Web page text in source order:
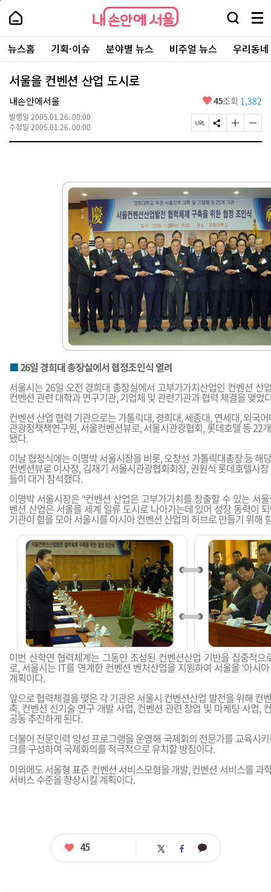
본
로
가
내
손
안
에
서
울
-
서
울
시
대
표
소
내
손
에
울
검
창
열
기
메
뉴
전
체
보
주
요
서
뉴스홈 기획·이슈 분야별 뉴스 비주얼 뉴스 우리동
서울을 컨벤션 산업 도시로
내손안에서울
발행일 2005.01.26. 00:00
수정일 2005.01.26. 00:00
좋
요
45조회 1,382
페
이
L
복
사
S
N
하
기
글
자
게
변
경
하
기
글
자
게
변
경
하
기
■26일 경희대 총장실에서 협정조인식 열려
서울시는 26일 오전 경희대 총장실에서 고부가가치산업인 컨벤션 산
컨벤션 관련 대학과 연구기관, 기업체 및 관련기관과 협력 체결을 맺었
컨벤션 산업 협력 기관으로는 가톨릭대, 경희대, 세종대, 연세대, 외국
관광정책책연구원, 서울컨벤션뷰로, 서울시관광협회, 롯데호텔 등 22
됐다.
이날 협정식에는 이명박 서울시장을 비롯, 오창선 가톨릭대총장 등 해
컨벤션뷰로 이사장, 김재기 서울시관광협회회장, 권원식 롯데호텔사
들이 대거 참석했다.
이명박 서울시장은 “컨벤션 산업은 고부가가치를 창출할 수 있는 서
벤션 산업은 서울을 세계 일류 도시로 나아가는데 있어 성장 동력이
기관이 힘을 모아 서울시를 아시아 컨벤션 산업의 허브로 만들기 위해
이번 산학연 협력체계는 그동안 조성된 컨벤션산업 기반을 집중적으
로, 서울시는 IT를 연계한 컨벤션 벤처산업을 지원하여 서울을 ‘아시
계획이다.
앞으로 협력체결을 맺은 각 기관은 서울시 컨벤션산업 발전을 위해 컨
축, 컨벤션 신기술 연구 개발 사업, 컨벤션 관련 창업 및 마케팅 사업,
공동 추진하게 된다.
더불어 전문인력 양성 프로그램을 운영해 국제회의 전문가를 교육시
크를 구성하여 국제회의를 적극적으로 유치할 방침이다.
이외에도 서울형 표준 컨벤션 서비스모형을 개발, 컨벤션 서비스를 과
서비스 수준을 향상시킬 계획이다.
좋
45 트 페 카
페
상
단
로